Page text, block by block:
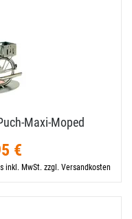
​Maxi-​Moped
€
inkl. MwSt. zzgl. Versandkosten